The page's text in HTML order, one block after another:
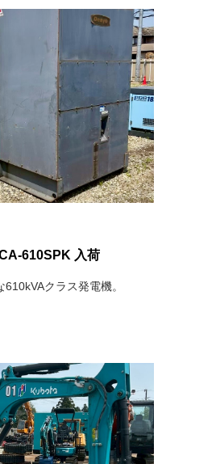
610SPK 入荷
クラス発電機。